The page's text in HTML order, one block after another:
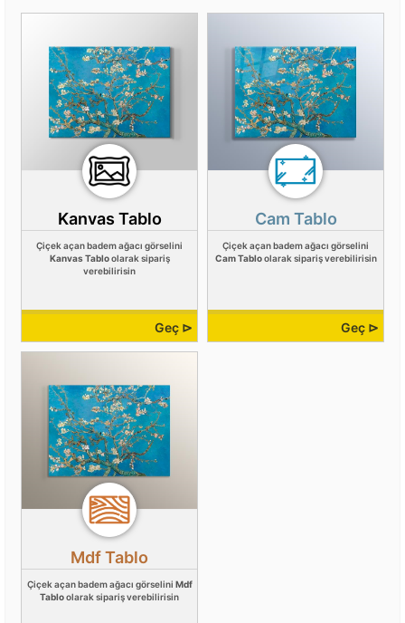
Kanvas Tablo
Çiçek açan badem ağacı görselini
Kanvas Tabloolarak sipariş
verebilirisin
Geç ⊳
Cam Tablo
Çiçek açan badem ağacı görselini
Cam Tabloolarak sipariş verebilirisin
Geç ⊳
Mdf Tablo
Çiçek açan badem ağacı görselini Mdf
Tabloolarak sipariş verebilirisin